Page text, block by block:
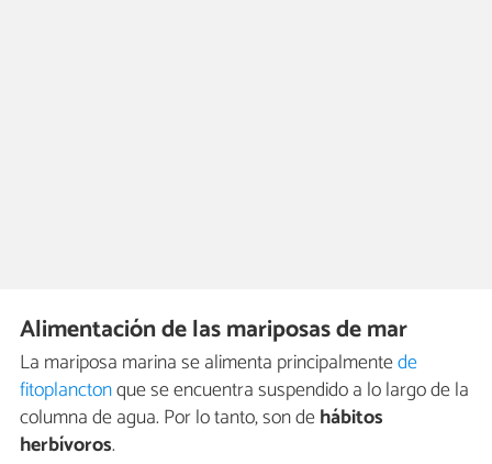
Alimentación de las mariposas de mar
La mariposa marina se alimenta principalmentede
fitoplanctonque se encuentra suspendido a lo largo de la
columna de agua. Por lo tanto, son dehábitos
herbívoros.